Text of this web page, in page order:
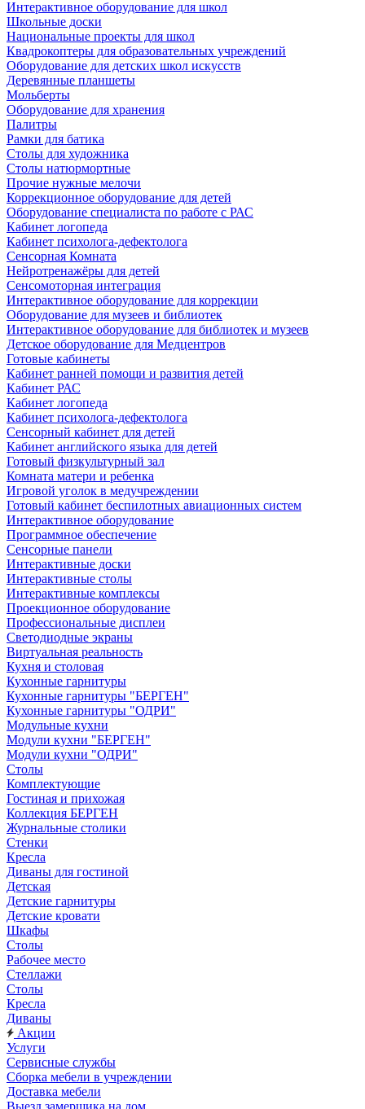
Интерактивное оборудование для школ
Школьные доски
Национальные проекты для школ
Квадрокоптеры для образовательных учреждений
Оборудование для детских школ искусств
Деревянные планшеты
Мольберты
Оборудование для хранения
Палитры
Рамки для батика
Столы для художника
Столы натюрмортные
Прочие нужные мелочи
Коррекционное оборудование для детей
Оборудование специалиста по работе с РАС
Кабинет логопеда
Кабинет психолога-дефектолога
Сенсорная Комната
Нейротренажёры для детей
Сенсомоторная интеграция
Интерактивное оборудование для коррекции
Оборудование для музеев и библиотек
Интерактивное оборудование для библиотек и музеев
Детское оборудование для Медцентров
Готовые кабинеты
Кабинет ранней помощи и развития детей
Кабинет РАС
Кабинет логопеда
Кабинет психолога-дефектолога
Сенсорный кабинет для детей
Кабинет английского языка для детей
Готовый физкультурный зал
Комната матери и ребенка
Игровой уголок в медучреждении
Готовый кабинет беспилотных авиационных систем
Интерактивное оборудование
Программное обеспечение
Сенсорные панели
Интерактивные доски
Интерактивные столы
Интерактивные комплексы
Проекционное оборудование
Профессиональные дисплеи
Светодиодные экраны
Виртуальная реальность
Кухня и столовая
Кухонные гарнитуры
Кухонные гарнитуры "БЕРГЕН"
Кухонные гарнитуры "ОДРИ"
Модульные кухни
Модули кухни "БЕРГЕН"
Модули кухни "ОДРИ"
Столы
Комплектующие
Гостиная и прихожая
Коллекция БЕРГЕН
Журнальные столики
Стенки
Кресла
Диваны для гостиной
Детская
Детские гарнитуры
Детские кровати
Шкафы
Столы
Рабочее место
Стеллажи
Столы
Кресла
Диваны
Акции
Услуги
Сервисные службы
Сборка мебели в учреждении
Доставка мебели
Выезд замерщика на дом